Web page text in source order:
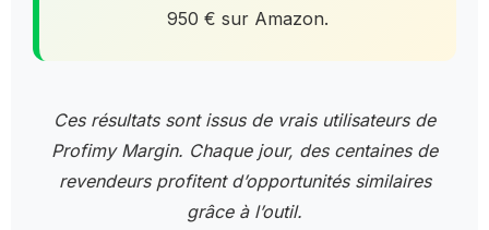
950 € sur Amazon.
Ces résultats sont issus de vrais utilisateurs de
Profimy Margin. Chaque jour, des centaines de
revendeurs profitent d’opportunités similaires
grâce à l’outil.